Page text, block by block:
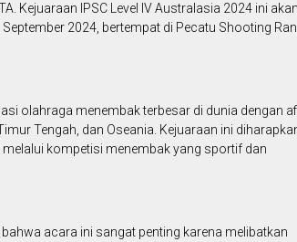
Kejuaraan IPSC Level IV Australasia 2024 ini akan
2024, bertempat di Pecatu Shooting
olahraga menembak terbesar di dunia dengan
Tengah, dan Oseania. Kejuaraan ini
kompetisi menembak yang sportif dan
acara ini sangat penting karena melibatkan